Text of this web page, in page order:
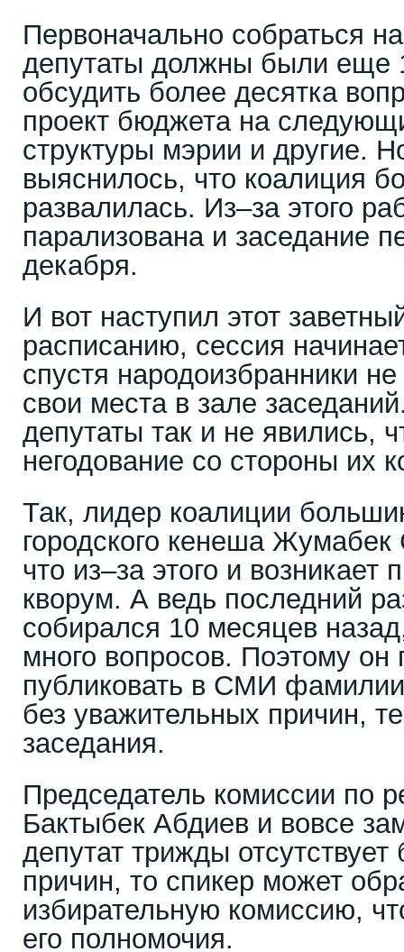
Первоначально собраться
депутаты должны были еще
обсудить более десятка
проект бюджета на
структуры мэрии и другие.
выяснилось, что коалиция
развалилась. Из–за этого
парализована и заседание
декабря.
И вот наступил этот
расписанию, сессия
спустя народоизбранники
свои места в зале
депутаты так и не явились,
негодование со стороны их
Так, лидер коалиции
городского кенеша
что из–за этого и возникает
кворум. А ведь последний
собирался 10 месяцев
много вопросов. Поэтому он
публиковать в СМИ фамилии
без уважительных причин,
заседания.
Председатель комиссии по
Бактыбек Абдиев и вовсе
депутат трижды
причин, то спикер может
избирательную комиссию,
его полномочия.